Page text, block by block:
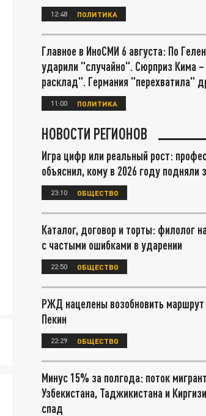
12:48 ПОЛИТИКА
Главное в ИноСМИ 6 августа: По
ударили "случайно". Сюрприз Кима
расклад". Германия "перехватила"
11:00 ПОЛИТИКА
НОВОСТИ РЕГИОНОВ
Игра цифр или реальный рост:
объяснил, кому в 2026 году подняли
23:10 ОБЩЕСТВО
Каталог, договор и торты: филолог
с частыми ошибками в ударении
22:50 ОБЩЕСТВО
РЖД нацелены возобновить маршрут
Пекин
22:29 ОБЩЕСТВО
Минус 15% за полгода: поток
Узбекистана, Таджикистана и
спад